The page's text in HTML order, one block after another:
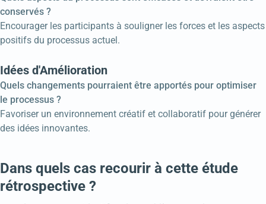
conservés ?
Encourager les participants à souligner les forces et les aspects
positifs du processus actuel.
Idées d'Amélioration
Quels changements pourraient être apportés pour optimiser
le processus ?
Favoriser un environnement créatif et collaboratif pour générer
des idées innovantes.
Dans quels cas recourir à cette étude
rétrospective ?